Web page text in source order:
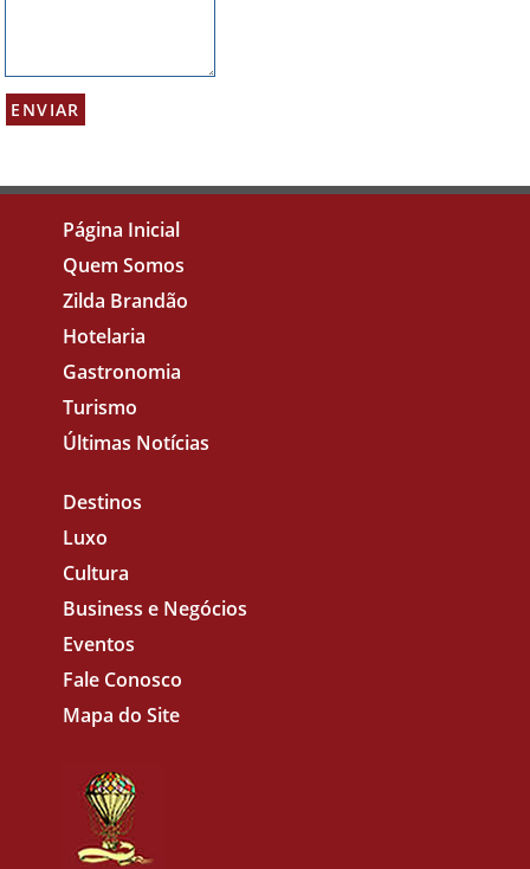
Página Inicial
Quem Somos
Zilda Brandão
Hotelaria
Gastronomia
Turismo
Últimas Notícias
Destinos
Luxo
Cultura
Business e Negócios
Eventos
Fale Conosco
Mapa do Site